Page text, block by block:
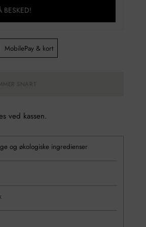
BESKED!
MobilePay & kort
SNART
ved kassen.
og økologiske ingredienser